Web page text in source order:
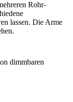
Rohr-
lassen. Die Arme
dimmbaren